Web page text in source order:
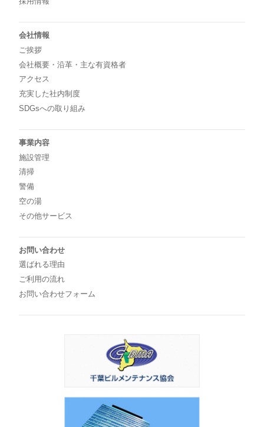
会社情報
ご挨拶
会社概要・沿革・主な有資格者
アクセス
充実した社内制度
SDGsへの取り組み
事業内容
施設管理
清掃
警備
空の湯
その他サービス
お問い合わせ
選ばれる理由
ご利用の流れ
お問い合わせフォーム